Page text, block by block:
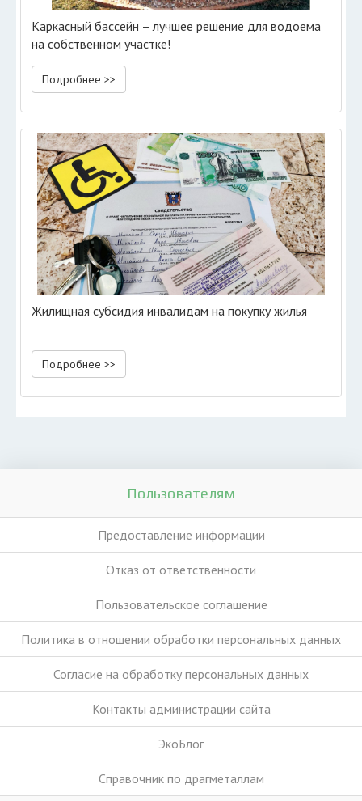
Каркасный бассейн – лучшее решение для водоема
на собственном участке!
Подробнее >>
Жилищная субсидия инвалидам на покупку жилья
Подробнее >>
Пользователям
Предоставление информации
Отказ от ответственности
Пользовательское соглашение
Политика в отношении обработки персональных данных
Согласие на обработку персональных данных
Контакты администрации сайта
ЭкоБлог
Справочник по драгметаллам